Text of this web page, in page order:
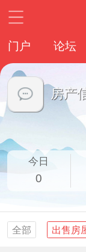
门户 论坛
房产
今日
0
全部 出售房